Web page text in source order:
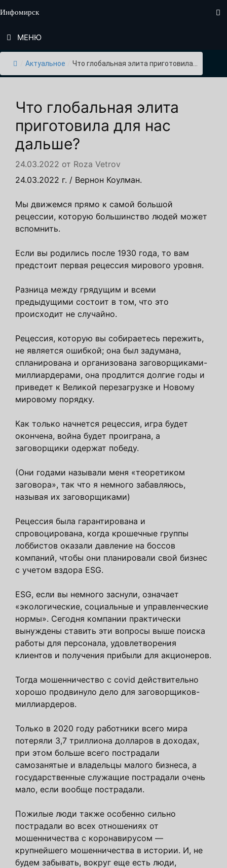
к
Инфомирск
МЕНЮ
Актуальное Что глобальная элита приготовила...
Что глобальная элита
приготовила для нас
дальше?
24.03.2022 от Roza Vetrov
24.03.2022 г. / Вернон Коулман.
Мы движемся прямо к самой большой
рецессии, которую большинство людей может
вспомнить.
Если вы родились после 1930 года, то вам
предстоит первая рецессия мирового уровня.
Разница между грядущим и всеми
предыдущими состоит в том, что это
происходит не случайно.
Рецессия, которую вы собираетесь пережить,
не является ошибкой; она был задумана,
спланирована и организована заговорщиками-
миллиардерами, она продлится долгие годы и
приведет к Великой перезагрузке и Новому
мировому порядку.
Как только начнется рецессия, игра будет
окончена, война будет проиграна, а
заговорщики одержат победу.
(Они годами называли меня «теоретиком
заговора», так что я немного забавляюсь,
называя их заговорщиками)
Рецессия была гарантирована и
спровоцирована, когда крошечные группы
лоббистов оказали давление на боссов
компаний, чтобы они планировали свой бизнес
с учетом вздора ESG.
ESG, если вы немного заснули, означает
«экологические, социальные и управленческие
нормы». Сегодня компании практически
вынуждены ставить эти вопросы выше поиска
работы для персонала, удовлетворения
клиентов и получения прибыли для акционеров.
Тогда мошенничество с covid действительно
хорошо продвинуло дело для заговорщиков-
миллиардеров.
Только в 2020 году работники всего мира
потеряли 3,7 триллиона долларов в доходах,
при этом больше всего пострадали
самозанятые и владельцы малого бизнеса, а
государственные служащие пострадали очень
мало, если вообще пострадали.
Пожилые люди также особенно сильно
пострадали во всех отношениях от
мошенничества с коронавирусом —
крупнейшего мошенничества в истории. И, не
будем забывать, вокруг еще есть люди,